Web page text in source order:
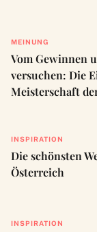
MEINUNG
Vom Gewinnen
versuchen: Die
Meisterschaft
INSPIRATION
Die schönsten
Österreich
INSPIRATION